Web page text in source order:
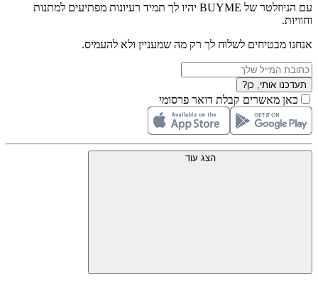
עם הניוזלטר של BUYME יהיו לך תמיד רעיונות מפתיעים למתנות
וחוויות.
אנחנו מבטיחים לשלוח לך רק מה שמעניין ולא להעמיס.
תעדכנו אותי, כן?
כאן מאשרים קבלת דואר פרסומי
הצג עוד